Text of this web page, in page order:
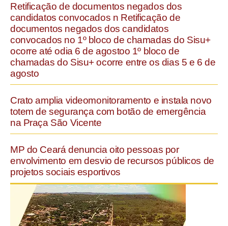
Retificação de documentos negados dos
candidatos convocados n Retificação de
documentos negados dos candidatos
convocados no 1º bloco de chamadas do Sisu+
ocorre até odia 6 de agostoo 1º bloco de
chamadas do Sisu+ ocorre entre os dias 5 e 6 de
agosto
Crato amplia videomonitoramento e instala novo
totem de segurança com botão de emergência
na Praça São Vicente
MP do Ceará denuncia oito pessoas por
envolvimento em desvio de recursos públicos de
projetos sociais esportivos